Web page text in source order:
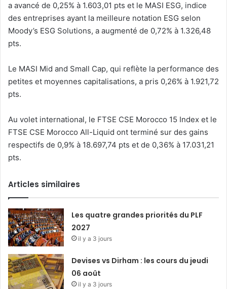
a avancé de 0,25% à 1.603,01 pts et le MASI ESG, indice
des entreprises ayant la meilleure notation ESG selon
Moody’s ESG Solutions, a augmenté de 0,72% à 1.326,48
pts.
Le MASI Mid and Small Cap, qui reflète la performance des
petites et moyennes capitalisations, a pris 0,26% à 1.921,72
pts.
Au volet international, le FTSE CSE Morocco 15 Index et le
FTSE CSE Morocco All-Liquid ont terminé sur des gains
respectifs de 0,9% à 18.697,74 pts et de 0,36% à 17.031,21
pts.
Articles similaires
Les quatre grandes priorités du PLF
2027
il y a 3 jours
Devises vs Dirham : les cours du jeudi
06 août
il y a 3 jours